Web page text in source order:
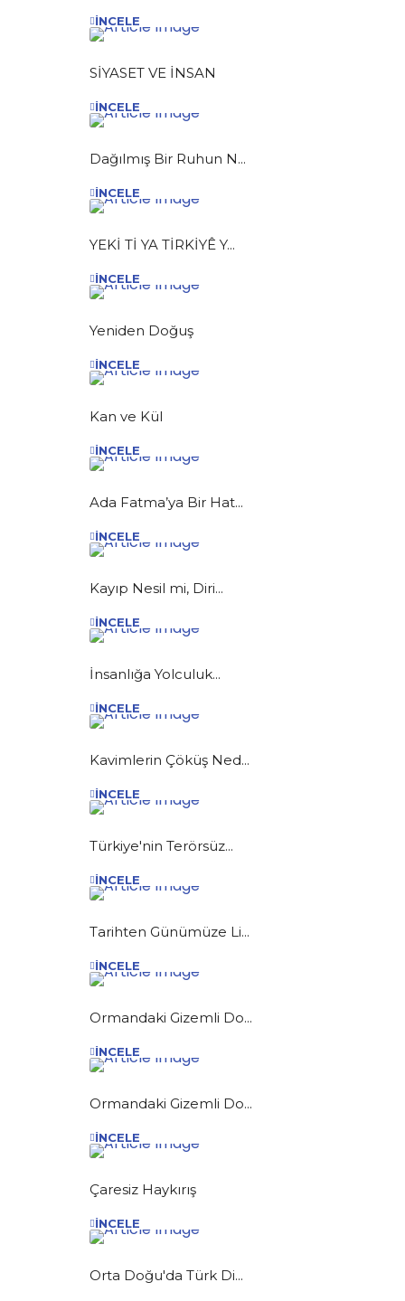
İNCELE
SİYASET VE İNSAN
İNCELE
Dağılmış Bir Ruhun N...
İNCELE
YEKİ Tİ YA TİRKİYÊ Y...
İNCELE
Yeniden Doğuş
İNCELE
Kan ve Kül
İNCELE
Ada Fatma’ya Bir Hat...
İNCELE
Kayıp Nesil mi, Diri...
İNCELE
İnsanlığa Yolculuk...
İNCELE
Kavimlerin Çöküş Ned...
İNCELE
Türkiye'nin Terörsüz...
İNCELE
Tarihten Günümüze Li...
İNCELE
Ormandaki Gizemli Do...
İNCELE
Ormandaki Gizemli Do...
İNCELE
Çaresiz Haykırış
İNCELE
Orta Doğu'da Türk Di...